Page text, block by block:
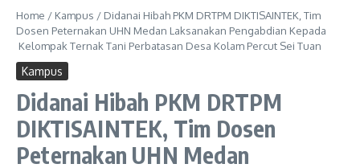
Home / Kampus / Didanai Hibah PKM DRTPM DIKTISAINTEK, Tim
Dosen Peternakan UHN Medan Laksanakan Pengabdian Kepada
Kelompak Ternak Tani Perbatasan Desa Kolam Percut Sei Tuan
Kampus
Didanai Hibah PKM DRTPM
DIKTISAINTEK, Tim Dosen
Peternakan UHN Medan